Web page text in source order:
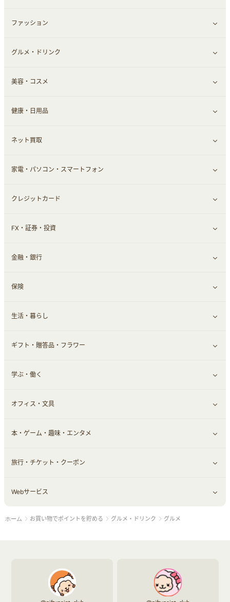
すべて見る
総合通販
ファッション
すべて見る
ファッション
インナー・下着
スーツ・フォーマル
グルメ・ドリンク
すべて見る
グルメ
お酒
食材宅配
ウォーターサーバー
美容・コスメ
すべて見る
ヘアケア
エステ・サロン
メンズ美容
健康・日用品
すべて見る
スポーツ・フィットネス
日用品・薬局・からだ
ネット買取
すべて見る
ネット買取
家電・パソコン・スマートフォン
すべて見る
家電・パソコン・ソフトウェア
通信・レンタルサーバー
スマホ・携帯電話・SIM
定額制有料コンテンツ
クレジットカード
すべて見る
クレジットカード
FX・証券・投資
すべて見る
証券
仮想通貨
その他投資
金融・銀行
銀行・ネット銀行
キャッシング・ローン
その他金融
保険
すべて見る
保険相談・面談
生活・暮らし
すべて見る
住まい・暮らし
不動産
引越し
エコ・エネルギー
車情報・カーシェア・レンタル
中古車
お役立ち
ギフト・贈答品・フラワー
すべて見る
ギフト・贈答品
学ぶ・働く
すべて見る
習い事・学習・学校
仕事・転職
オフィス・文具
すべて見る
オフィス・文具
本・ゲーム・趣味・エンタメ
すべて見る
ゲーム・趣味
音楽・シネマ・エンタメ
旅行・チケット・クーポン
すべて見る
旅行・レジャー・航空券・宿泊
Webサービス
すべて見る
ホーム お買い物でポイントを貯める グルメ・ドリンク グルメ